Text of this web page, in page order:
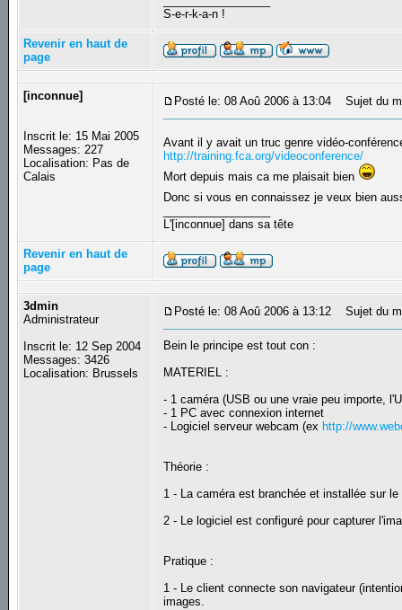
S-e-r-k-a-n !
Revenir en haut de
page
[inconnue]
Inscrit le: 15 Mai 2005
Messages: 227
Localisation: Pas de
Calais
Posté le: 08 Aoû 2006 à 13:04 Sujet du
Avant il y avait un truc genre vidéo-
http://training.fca.org/videoconference/
Mort depuis mais ca me plaisait bien
Donc si vous en connaissez je veux bien
L'[inconnue] dans sa tête
Revenir en haut de
page
3dmin
Administrateur
Inscrit le: 12 Sep 2004
Messages: 3426
Localisation: Brussels
Posté le: 08 Aoû 2006 à 13:12 Sujet du
Bein le principe est tout con :
MATERIEL :
- 1 caméra (USB ou une vraie peu importe,
- 1 PC avec connexion internet
- Logiciel serveur webcam (ex http://
Théorie :
1 - La caméra est branchée et installée sur
2 - Le logiciel est configuré pour capturer
Pratique :
1 - Le client connecte son navigateur
images.